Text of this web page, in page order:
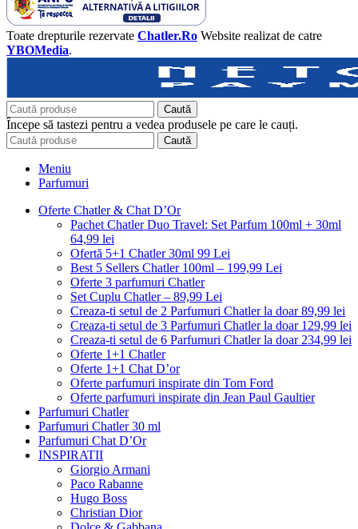
Toate drepturile rezervate Chatler.Ro Website realizat de catre
YBOMedia.
Caută
Începe să tastezi pentru a vedea produsele pe care le cauți.
Caută
Meniu
Parfumuri
Oferte Chatler & Chat D’Or
Pachet Chatler Duo Travel: Set Parfum 100ml + 30ml
64,99 lei
Ofertă 5+1 Chatler 30ml 99 Lei
Best 5 Sellers Chatler 100ml – 199,99 Lei
Oferte 3 parfumuri Chatler
Set Cuplu Chatler – 89,99 Lei
Creaza-ti setul de 2 Parfumuri Chatler la doar 89,99 lei
Creaza-ti setul de 3 Parfumuri Chatler la doar 129,99 lei
Creaza-ti setul de 6 Parfumuri Chatler la doar 234,99 lei
Oferte 1+1 Chatler
Oferte 1+1 Chat D’or
Oferte parfumuri inspirate din Tom Ford
Oferte parfumuri inspirate din Jean Paul Gaultier
Parfumuri Chatler
Parfumuri Chatler 30 ml
Parfumuri Chat D’Or
INSPIRATII
Giorgio Armani
Paco Rabanne
Hugo Boss
Christian Dior